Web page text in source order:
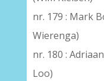
nr. 179 : Mark
Wierenga)
nr. 180 :
Loo)